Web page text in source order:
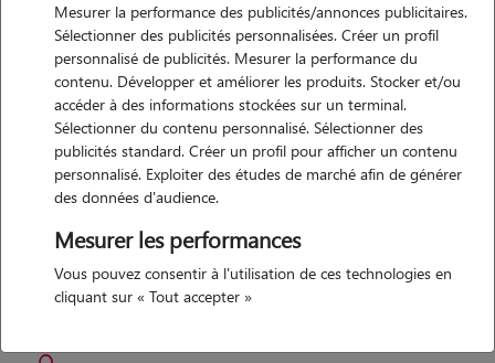
J ai l experience des chiens en ayant eut beaucoup avec mes parents (
setter braque malinois bauceron et Dalmatien ) je suis donc habitué
au grand chien et aujourd hui j'ai 2 chats à la maison. Un mâle et une
femelle castre tout les deux
Logement
Maison avec petit jardin cloture
Maison 103 m²
Mesurer la performance des publicités/annonces publicitaires.
Sélectionner des publicités personnalisées. Créer un profil
personnalisé de publicités. Mesurer la performance du
contenu. Développer et améliorer les produits. Stocker et/ou
accéder à des informations stockées sur un terminal.
Sélectionner du contenu personnalisé. Sélectionner des
publicités standard. Créer un profil pour afficher un contenu
personnalisé. Exploiter des études de marché afin de générer
des données d'audience.
Mesurer les performances
Vous pouvez consentir à l'utilisation de ces technologies en
cliquant sur « Tout accepter »